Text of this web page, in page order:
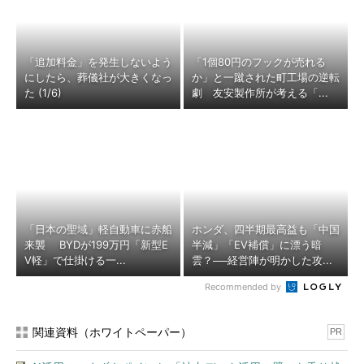
「追加料金」を発生しないよう
にしたら、葬儀社が大きくなっ
た (1/6)
「1個80円のフックが売れる
か」と一蹴された町工場の逆転
劇 友安製作所が考える「...
「日本の聖域」軽自動車に赤船
来襲 BYDが199万円「新型E
V軽」で仕掛ける一...
ホンダ、四半期最高益も「中国
半減」「EV補償」に漂う暗
雲？──経営陣が明かした攻...
Recommended by
関連資料（ホワイトペーパー） PR